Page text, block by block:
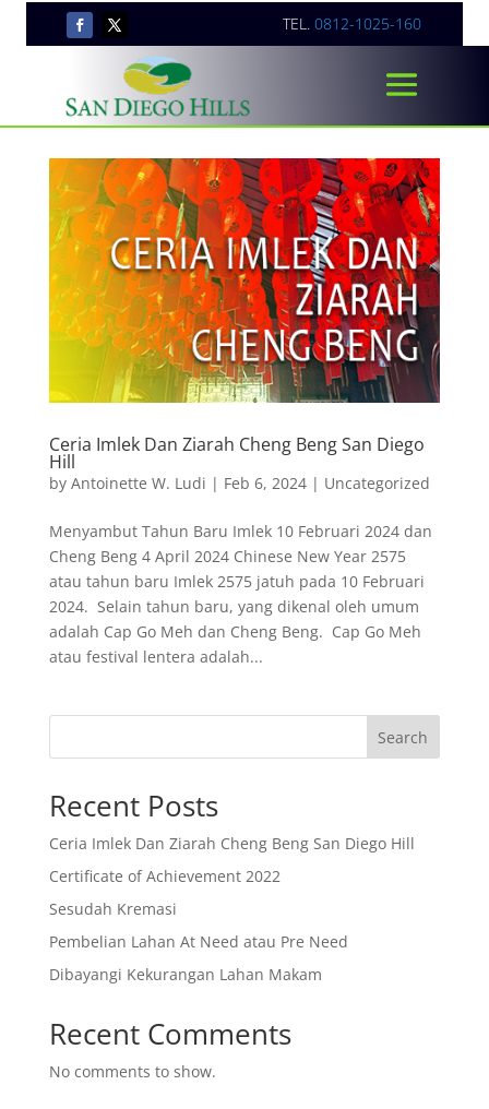
TEL. 0812-1025-160
Ceria Imlek Dan Ziarah Cheng Beng San Diego
Hill
by Antoinette W. Ludi | Feb 6, 2024| Uncategorized
Menyambut Tahun Baru Imlek 10 Februari 2024 dan
Cheng Beng 4 April 2024 Chinese New Year 2575
atau tahun baru Imlek 2575 jatuh pada 10 Februari
2024. Selain tahun baru, yang dikenal oleh umum
adalah Cap Go Meh dan Cheng Beng. Cap Go Meh
atau festival lentera adalah...
Search
Recent Posts
Ceria Imlek Dan Ziarah Cheng Beng San Diego Hill
Certificate of Achievement 2022
Sesudah Kremasi
Pembelian Lahan At Need atau Pre Need
Dibayangi Kekurangan Lahan Makam
Recent Comments
No comments to show.